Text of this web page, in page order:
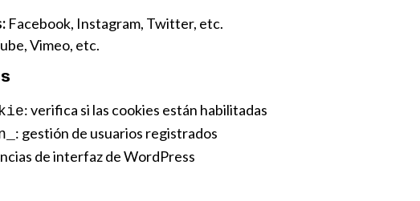
Facebook, Instagram, Twitter, etc.
Vimeo, etc.
: verifica si las cookies están habilitadas
: gestión de usuarios registrados
de interfaz de WordPress